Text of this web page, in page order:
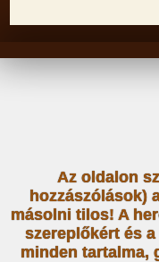
Az oldalon
hozzászólások)
másolni tilos! A
szereplőkért és
minden tartalma,